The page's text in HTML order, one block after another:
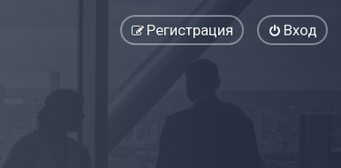
Вход
Регистрация